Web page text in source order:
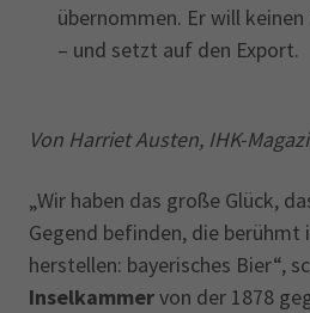
übernommen. Er will
– und setzt auf den Export.
Von Harriet Austen, IHK-
„Wir haben das große Glück,
Gegend befinden, die
herstellen: bayerisches Bier“,
Inselkammervon der 1878